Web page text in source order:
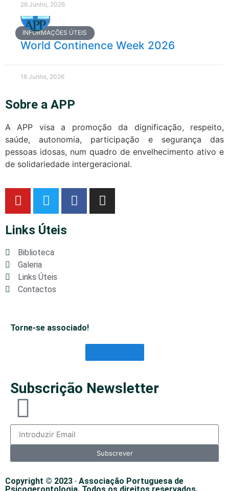
26 Junho, 2026
INFORMAÇÕES ÚTEIS
World Continence Week 2026
16 Junho, 2026
Sobre a APP
A APP visa a promoção da dignificação, respeito,
saúde, autonomia, participação e segurança das
pessoas idosas, num quadro de envelhecimento ativo e
de solidariedade intergeracional.
Links Úteis
Biblioteca
Galeria
Links Úteis
Contactos
Torne-se associado!
Subscrição Newsletter
Subscrever
Copyright © 2023 · Associação Portuguesa de
Psicogerontologia. Todos os direitos reservados.